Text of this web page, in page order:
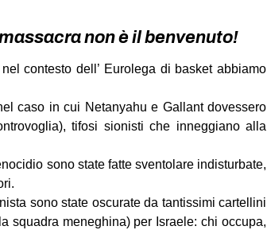
non è il benvenuto!
contesto dell’ Eurolega di basket abbiamo
caso in cui Netanyahu e Gallant dovessero
tifosi sionisti che inneggiano alla
sono state fatte sventolare indisturbate,
sono state oscurate da tantissimi cartellini
squadra meneghina) per Israele: chi occupa,